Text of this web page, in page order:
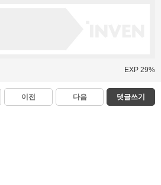
EXP 29%
이전 다음 댓글쓰기